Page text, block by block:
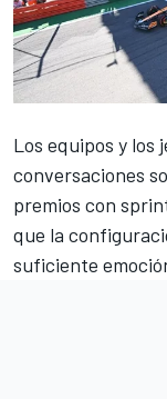
Los equipos y los
conversaciones
premios con
que la
suficiente